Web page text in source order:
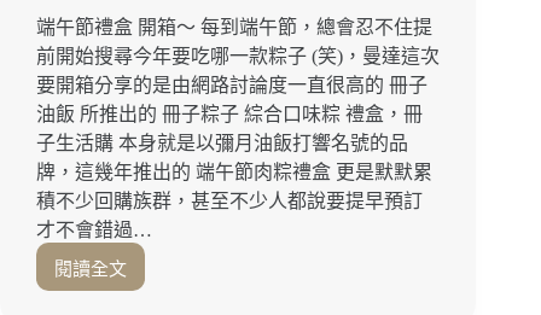
適
空
間
讓
諮
詢
更
安
心！
台
北
徵
端午節禮盒 開箱～ 每到端午節，總會忍不住提
前開始搜尋今年要吃哪一款粽子 (笑)，曼達這次
要開箱分享的是由網路討論度一直很高的 冊子
油飯 所推出的 冊子粽子 綜合口味粽 禮盒，冊
子生活購 本身就是以彌月油飯打響名號的品
牌，這幾年推出的 端午節肉粽禮盒 更是默默累
積不少回購族群，甚至不少人都說要提早預訂
才不會錯過…
閱讀全文
端